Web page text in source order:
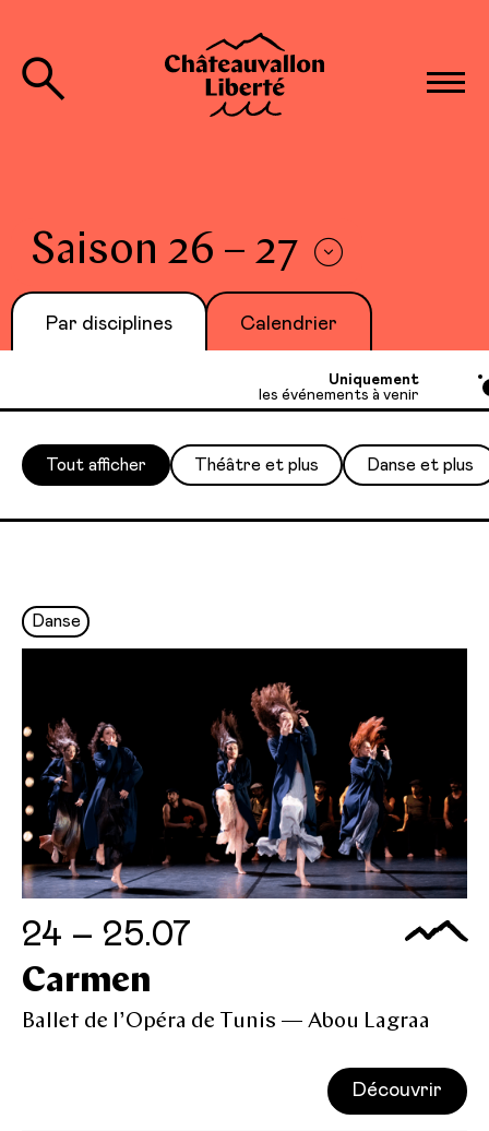
Saison 26 – 27
Par disciplines Calendrier
Uniquement
les événements à venir
Tout afficher Théâtre et plus Danse et plus
Danse
24 – 25.07
Carmen
Ballet de l’Opéra de Tunis — Abou Lagraa
Découvrir